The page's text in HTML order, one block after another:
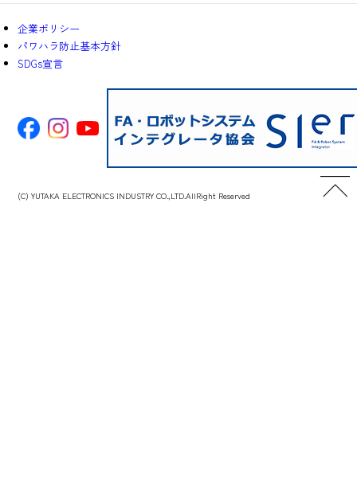
企業ポリシー
パワハラ防止基本方針
SDGs宣言
(C) YUTAKA ELECTRONICS INDUSTRY CO.,LTD.AllRight Reserved